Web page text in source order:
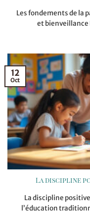
Les fondements de la
et bienveillance
La discipline
La discipline
l’éducation
12
Oct